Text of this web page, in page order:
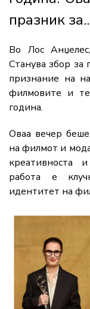
празник
Во Лос
Станува збор за
признание на
филмовите и
година.
Оваа вечер
на филмот и
креативноста
работа е
идентитет на